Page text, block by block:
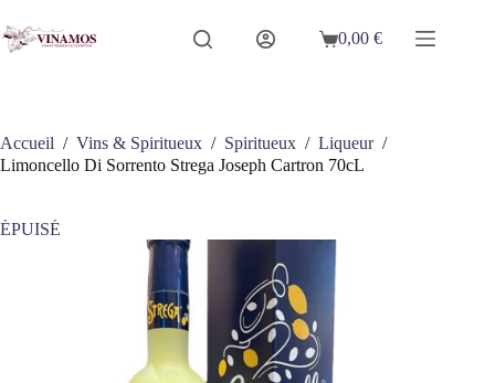
au
contenu
Panier
0,00€
Accueil / Vins & Spiritueux / Spiritueux / Liqueur /
Limoncello Di Sorrento Strega Joseph Cartron 70cL
ÉPUISÉ